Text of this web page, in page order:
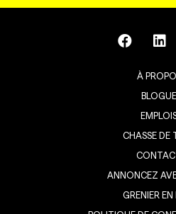
À
BLOGUE
CHASSE DE
ANNONCEZ
GRENIER EN